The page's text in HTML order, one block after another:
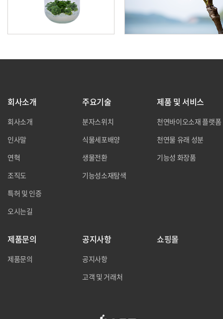
회사소개
회사소개
인사말
연혁
조직도
특허 및 인증
오시는길
주요기술
분자스위치
식물세포배양
생물전환
기능성소재탐색
제품 및 서비스
천연바이오소재 플랫폼
천연물 유래 성분
기능성 화장품
제품문의
제품문의
공지사항
공지사항
고객 및 거래처
쇼핑몰